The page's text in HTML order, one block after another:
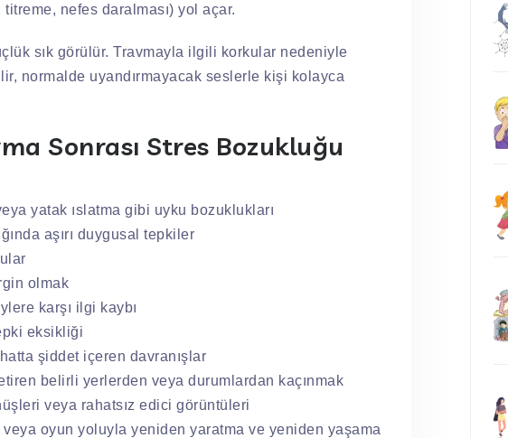
nefes daralması) yol açar.
sık görülür. Travmayla ilgili korkular nedeniyle
normalde uyandırmayacak seslerle kişi kolayca
Sonrası Stres Bozukluğu
yatak ıslatma gibi uyku bozuklukları
aşırı duygusal tepkiler
olmak
karşı ilgi kaybı
eksikliği
şiddet içeren davranışlar
belirli yerlerden veya durumlardan kaçınmak
veya rahatsız edici görüntüleri
veya oyun yoluyla yeniden yaratma ve yeniden yaşama